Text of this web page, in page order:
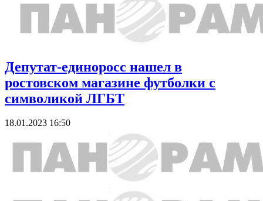
Депутат-единоросс нашел в
ростовском магазине футболки с
символикой ЛГБТ
18.01.2023 16:50